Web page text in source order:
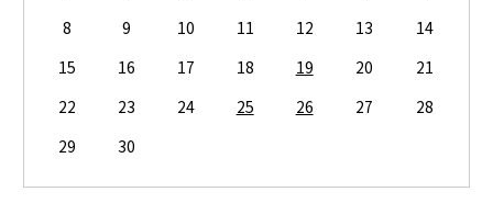
8
9 10 11 12 13
14
15
16 17 18 19 20
21
22
23 24 25 26 27
28
29
30